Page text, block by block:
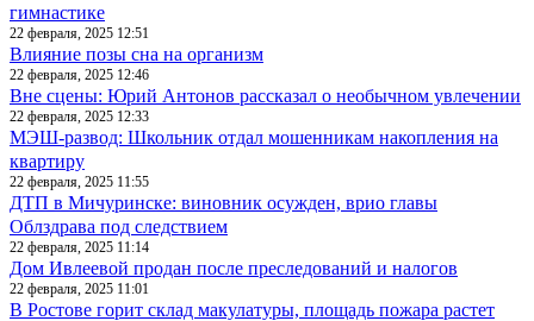
гимнастике
22 февраля, 2025 12:51
Влияние позы сна на организм
22 февраля, 2025 12:46
Вне сцены: Юрий Антонов рассказал о необычном увлечении
22 февраля, 2025 12:33
МЭШ-развод: Школьник отдал мошенникам накопления на
квартиру
22 февраля, 2025 11:55
ДТП в Мичуринске: виновник осужден, врио главы
Облздрава под следствием
22 февраля, 2025 11:14
Дом Ивлеевой продан после преследований и налогов
22 февраля, 2025 11:01
В Ростове горит склад макулатуры, площадь пожара растет